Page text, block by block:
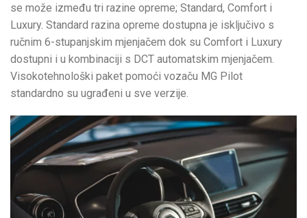
se može između tri razine opreme; Standard, Comfort i
Luxury. Standard razina opreme dostupna je isključivo s
ručnim 6-stupanjskim mjenjačem dok su Comfort i Luxury
dostupni i u kombinaciji s DCT automatskim mjenjačem.
Visokotehnološki paket pomoći vozaču MG Pilot
standardno su ugrađeni u sve verzije.